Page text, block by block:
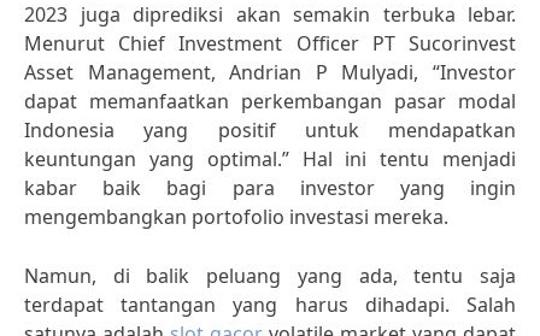
2023 juga diprediksi akan semakin terbuka lebar.
Menurut Chief Investment Officer PT Sucorinvest
Asset Management, Andrian P Mulyadi, “Investor
dapat memanfaatkan perkembangan pasar modal
Indonesia yang positif untuk mendapatkan
keuntungan yang optimal.” Hal ini tentu menjadi
kabar baik bagi para investor yang ingin
mengembangkan portofolio investasi mereka.
Namun, di balik peluang yang ada, tentu saja
terdapat tantangan yang harus dihadapi. Salah